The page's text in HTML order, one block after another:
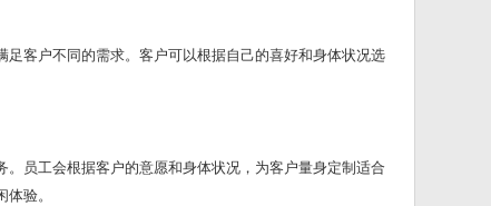
客户不同的需求。客户可以根据自己的喜好和身体状况选
员工会根据客户的意愿和身体状况，为客户量身定制适合
验。